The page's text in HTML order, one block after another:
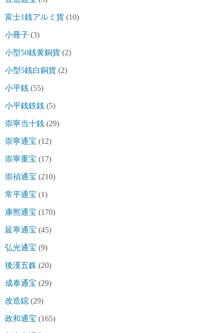
富士1銭アルミ貨 (10)
小冊子 (3)
小型50銭黄銅貨 (2)
小型5銭白銅貨 (2)
小平銭 (55)
小平銭鉄銭 (5)
崇寧当十銭 (29)
崇寧通宝 (12)
崇寧重宝 (17)
崇禎通宝 (210)
常平通宝 (1)
康熈通宝 (170)
延寧通宝 (45)
弘光通宝 (9)
後漢五銖 (20)
成泰通宝 (29)
改造鐚 (29)
政和通宝 (165)